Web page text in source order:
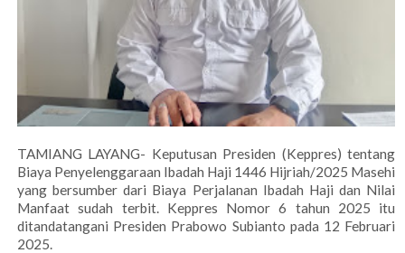
TAMIANG LAYANG- Keputusan Presiden (Keppres) tentang
Biaya Penyelenggaraan Ibadah Haji 1446 Hijriah/2025 Masehi
yang bersumber dari Biaya Perjalanan Ibadah Haji dan Nilai
Manfaat sudah terbit. Keppres Nomor 6 tahun 2025 itu
ditandatangani Presiden Prabowo Subianto pada 12 Februari
2025.